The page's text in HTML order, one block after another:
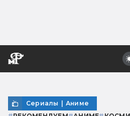
Сериалы | Аниме